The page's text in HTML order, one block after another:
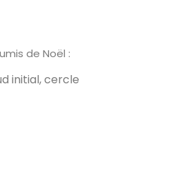
de Noël :
initial, cercle